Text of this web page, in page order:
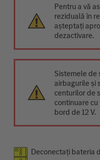
Pentru a vă
reziduală în
așteptați
dezactivare.
Sistemele de
airbagurile și
centurilor de
continuare
bord de 12 V.
Deconectați bateria